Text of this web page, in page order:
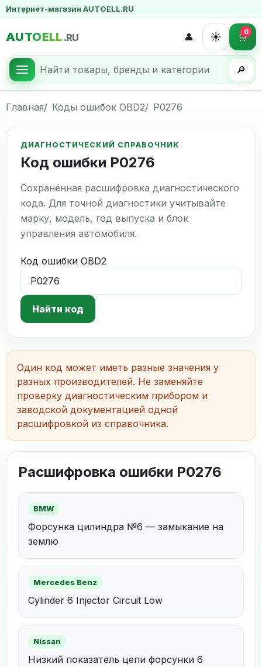
Интернет-магазин AUTOELL.RU
AUTOELL .RU
🔎
👤 ☀️ 🛒0
Главная Коды ошибок OBD2 P0276
ДИАГНОСТИЧЕСКИЙ СПРАВОЧНИК
Код ошибки P0276
Сохранённая расшифровка диагностического
кода. Для точной диагностики учитывайте
марку, модель, год выпуска и блок
управления автомобиля.
Код ошибки OBD2
Найти код
Один код может иметь разные значения у
разных производителей. Не заменяйте
проверку диагностическим прибором и
заводской документацией одной
расшифровкой из справочника.
Расшифровка ошибки P0276
BMW
Форсунка цилиндра №6 — замыкание на
землю
Mercedes Benz
Cylinder 6 Injector Circuit Low
Nissan
Низкий показатель цепи форсунки 6